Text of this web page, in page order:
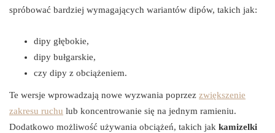
spróbować bardziej wymagających wariantów dipów, takich jak:
dipy głębokie,
dipy bułgarskie,
czy dipy z obciążeniem.
Te wersje wprowadzają nowe wyzwania poprzez zwiększenie
zakresu ruchu lub koncentrowanie się na jednym ramieniu.
Dodatkowo możliwość używania obciążeń, takich jak kamizelki